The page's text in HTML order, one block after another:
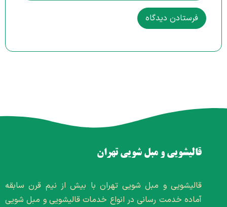
قالیشویی و مبل شویی تهران
قالیشویی و مبل شویی تهران با بیش از نیم قرن سابقه
آماده خدمت رسانی در انواع خدمات قالیشویی و مبل شویی